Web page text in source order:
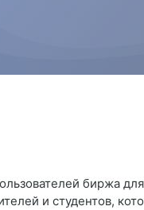
биржа
и студентов,